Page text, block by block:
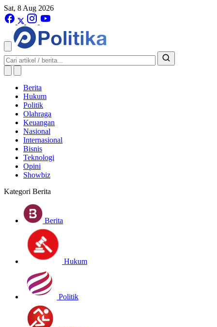
Sat, 8 Aug 2026
Berita
Hukum
Politik
Olahraga
Keuangan
Nasional
Internasional
Bisnis
Teknologi
Opini
Showbiz
Kategori Berita
Berita
Hukum
Politik